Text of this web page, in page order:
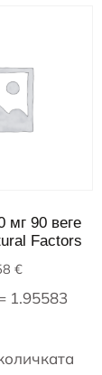
мг 90 веге
Factors
€
1.95583